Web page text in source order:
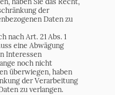
der
Daten zu
nach Art. 21 Abs. 1
eine Abwägung
Interessen
noch nicht
überwiegen, haben
der Verarbeitung
zu verlangen.